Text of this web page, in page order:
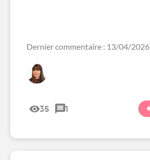
Dernier commentaire : 13/04/2026
35 1